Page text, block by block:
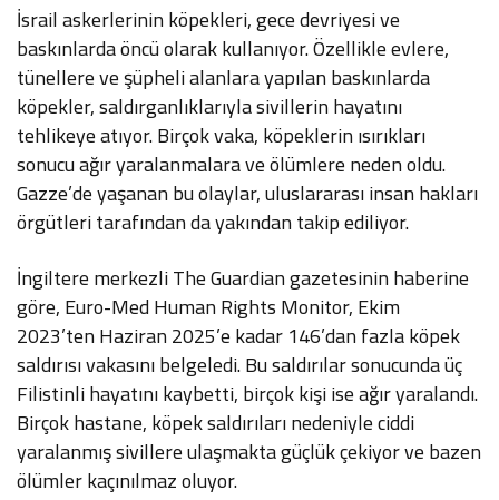
İsrail askerlerinin köpekleri, gece devriyesi ve
baskınlarda öncü olarak kullanıyor. Özellikle evlere,
tünellere ve şüpheli alanlara yapılan baskınlarda
köpekler, saldırganlıklarıyla sivillerin hayatını
tehlikeye atıyor. Birçok vaka, köpeklerin ısırıkları
sonucu ağır yaralanmalara ve ölümlere neden oldu.
Gazze’de yaşanan bu olaylar, uluslararası insan hakları
örgütleri tarafından da yakından takip ediliyor.
İngiltere merkezli The Guardian gazetesinin haberine
göre, Euro-Med Human Rights Monitor, Ekim
2023’ten Haziran 2025’e kadar 146’dan fazla köpek
saldırısı vakasını belgeledi. Bu saldırılar sonucunda üç
Filistinli hayatını kaybetti, birçok kişi ise ağır yaralandı.
Birçok hastane, köpek saldırıları nedeniyle ciddi
yaralanmış sivillere ulaşmakta güçlük çekiyor ve bazen
ölümler kaçınılmaz oluyor.